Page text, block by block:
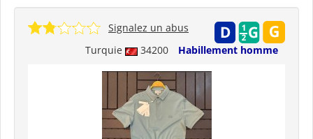
Turquie 34200 Habillement homme
Signalez un abus